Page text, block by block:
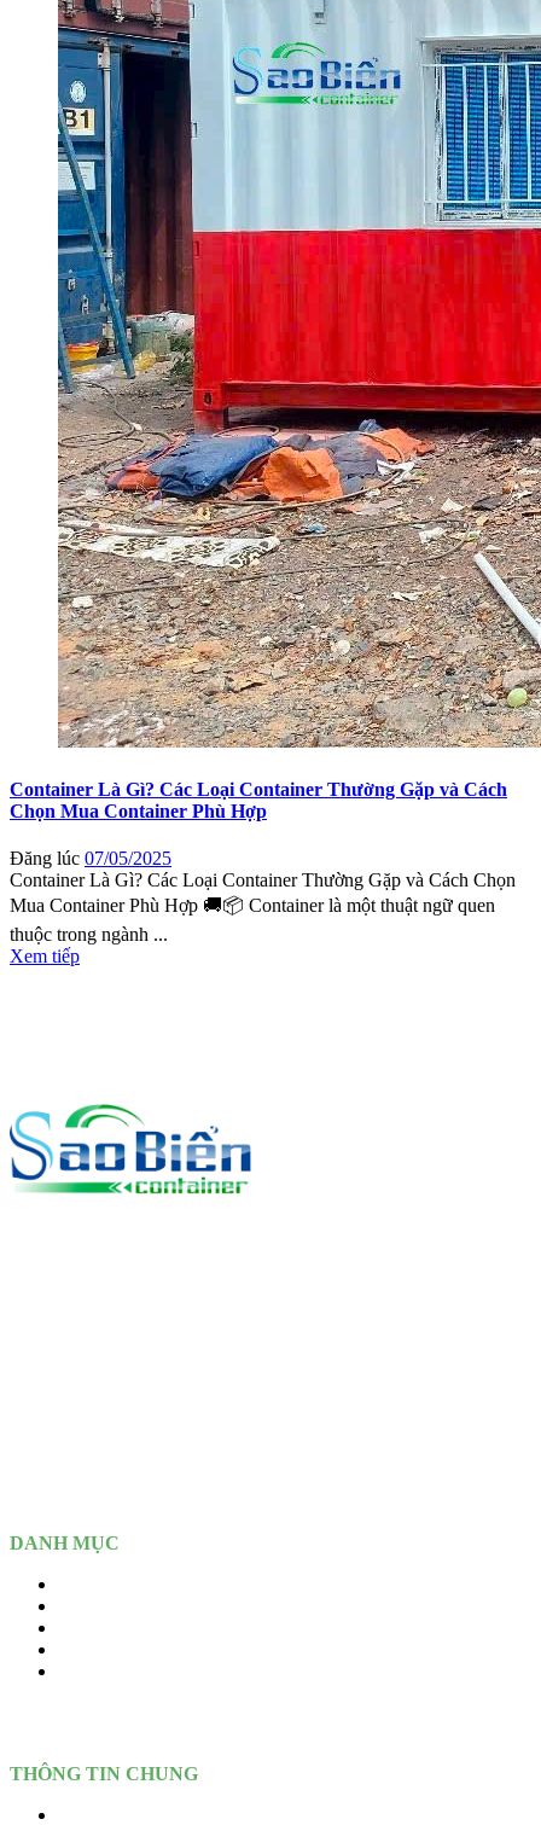
Container Là Gì? Các Loại Container Thường Gặp và Cách
Chọn Mua Container Phù Hợp
Đăng lúc 07/05/2025
Container Là Gì? Các Loại Container Thường Gặp và Cách Chọn
Mua Container Phù Hợp 🚚📦 Container là một thuật ngữ quen
thuộc trong ngành ...
Xem tiếp
DANH MỤC
THÔNG TIN CHUNG